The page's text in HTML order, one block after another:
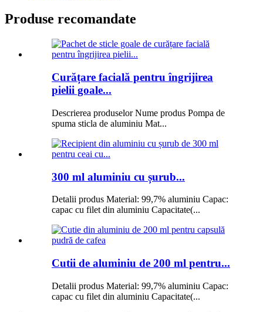
Produse recomandate
Curățare facială pentru îngrijirea
pielii goale...
Descrierea produselor Nume produs Pompa de
spuma sticla de aluminiu Mat...
300 ml aluminiu cu șurub...
Detalii produs Material: 99,7% aluminiu Capac:
capac cu filet din aluminiu Capacitate(...
Cutii de aluminiu de 200 ml pentru...
Detalii produs Material: 99,7% aluminiu Capac:
capac cu filet din aluminiu Capacitate(...